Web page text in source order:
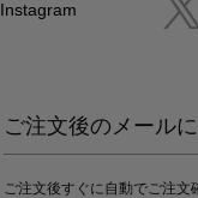
Instagram
ご注文後のメール
ご注文後すぐに自動でご注